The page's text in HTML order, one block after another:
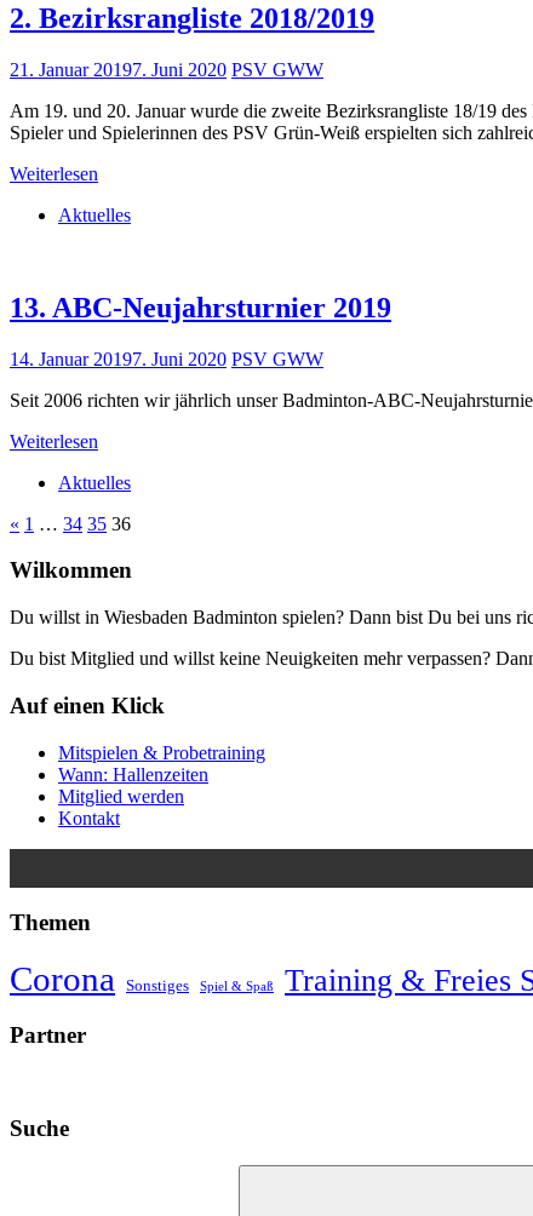
2. Bezirksrangliste 2018/2019
21. Januar 20197. Juni 2020 PSV GWW
Am 19. und 20. Januar wurde die zweite Bezirksrangliste 18/19
Spieler und Spielerinnen des PSV Grün-Weiß erspielten sich
Weiterlesen
Aktuelles
13. ABC-Neujahrsturnier 2019
14. Januar 20197. Juni 2020 PSV GWW
Seit 2006 richten wir jährlich unser Badminton-ABC-
Weiterlesen
Aktuelles
Seitennummerierung
der
« Vorherige
1 … 34 35 36
Wilkommen
Du willst in Wiesbaden Badminton spielen? Dann bist Du bei uns
Du bist Mitglied und willst keine Neuigkeiten mehr verpassen?
Auf einen Klick
Mitspielen & Probetraining
Wann: Hallenzeiten
Mitglied werden
Kontakt
Themen
Corona Sonstiges Spiel & Spaß Training & Freies
Partner
Suche